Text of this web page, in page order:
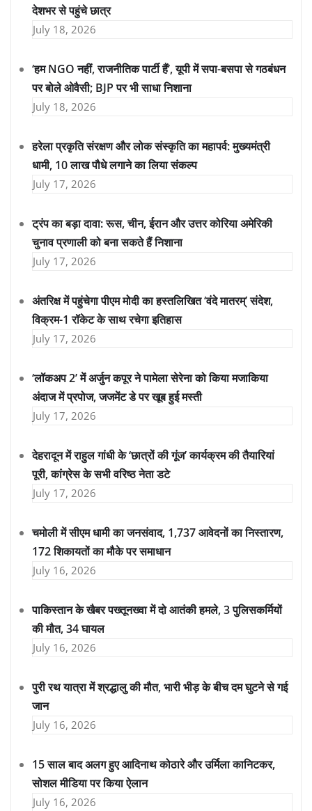
देशभर से पहुंचे छात्र
July 18, 2026
‘हम NGO नहीं, राजनीतिक पार्टी हैं’, यूपी में सपा-बसपा से गठबंधन
पर बोले ओवैसी; BJP पर भी साधा निशाना
July 18, 2026
हरेला प्रकृति संरक्षण और लोक संस्कृति का महापर्व: मुख्यमंत्री
धामी, 10 लाख पौधे लगाने का लिया संकल्प
July 17, 2026
ट्रंप का बड़ा दावा: रूस, चीन, ईरान और उत्तर कोरिया अमेरिकी
चुनाव प्रणाली को बना सकते हैं निशाना
July 17, 2026
अंतरिक्ष में पहुंचेगा पीएम मोदी का हस्तलिखित ‘वंदे मातरम्’ संदेश,
विक्रम-1 रॉकेट के साथ रचेगा इतिहास
July 17, 2026
‘लॉकअप 2’ में अर्जुन कपूर ने पामेला सेरेना को किया मजाकिया
अंदाज में प्रपोज, जजमेंट डे पर खूब हुई मस्ती
July 17, 2026
देहरादून में राहुल गांधी के ‘छात्रों की गूंज’ कार्यक्रम की तैयारियां
पूरी, कांग्रेस के सभी वरिष्ठ नेता डटे
July 17, 2026
चमोली में सीएम धामी का जनसंवाद, 1,737 आवेदनों का निस्तारण,
172 शिकायतों का मौके पर समाधान
July 16, 2026
पाकिस्तान के खैबर पख्तूनख्वा में दो आतंकी हमले, 3 पुलिसकर्मियों
की मौत, 34 घायल
July 16, 2026
पुरी रथ यात्रा में श्रद्धालु की मौत, भारी भीड़ के बीच दम घुटने से गई
जान
July 16, 2026
15 साल बाद अलग हुए आदिनाथ कोठारे और उर्मिला कानिटकर,
सोशल मीडिया पर किया ऐलान
July 16, 2026